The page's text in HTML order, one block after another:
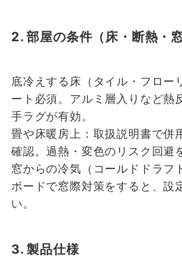
2. 部屋の条件（床・断熱・窓
底冷えする床（タイル・フロー
ート必須。アルミ層入りなど熱
手ラグが有効。
畳や床暖房上：取扱説明書で併
確認。過熱・変色のリスク回避
窓からの冷気（コールドドラフ
ボードで窓際対策をすると、設
い。
3. 製品仕様